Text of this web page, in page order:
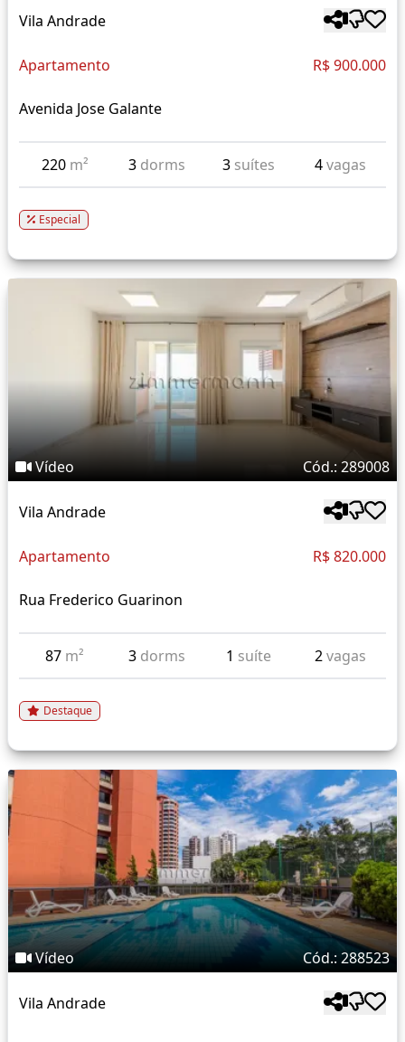
Vila Andrade
Apartamento R$ 900.000
Avenida Jose Galante
220 m² 3 dorms 3 suítes 4vagas
Especial
Vídeo Cód.: 289008
Vila Andrade
Apartamento R$ 820.000
Rua Frederico Guarinon
87 m² 3 dorms 1 suíte 2vagas
Destaque
Vídeo Cód.: 288523
Vila Andrade